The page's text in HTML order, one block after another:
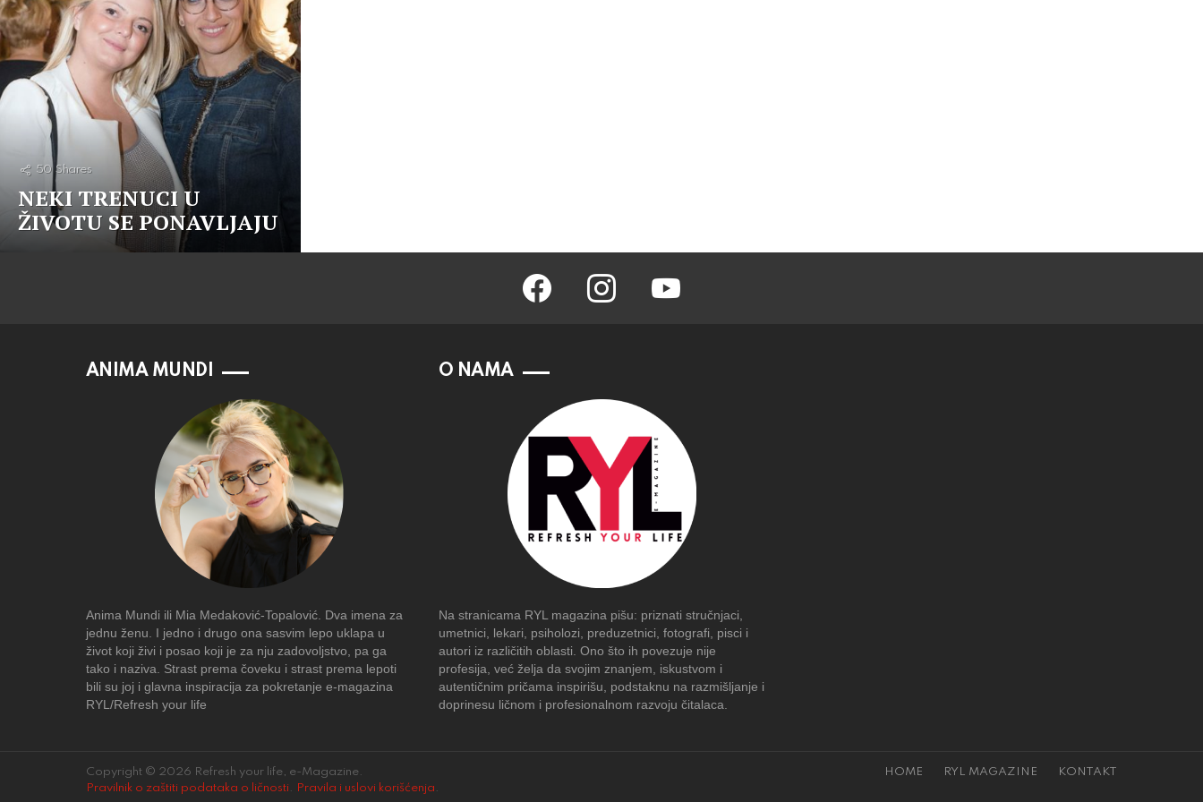
50 Shares
NEKI TRENUCI U
ŽIVOTU SE PONAVLJAJU
facebook instagram youtube
ANIMA MUNDI
Anima Mundi ili Mia Medaković-Topalović. Dva imena za
jednu ženu. I jedno i drugo ona sasvim lepo uklapa u
život koji živi i posao koji je za nju zadovoljstvo, pa ga
tako i naziva. Strast prema čoveku i strast prema lepoti
bili su joj i glavna inspiracija za pokretanje e-magazina
RYL/Refresh your life
O NAMA
Na stranicama RYL magazina pišu: priznati stručnjaci,
umetnici, lekari, psiholozi, preduzetnici, fotografi, pisci i
autori iz različitih oblasti. Ono što ih povezuje nije
profesija, već želja da svojim znanjem, iskustvom i
autentičnim pričama inspirišu, podstaknu na razmišljanje i
doprinesu ličnom i profesionalnom razvoju čitalaca.
Copyright © 2026 Refresh your life, e-Magazine.
Pravilnik o zaštiti podataka o ličnosti . Pravila i uslovi korišćenja .
HOME RYL MAGAZINE KONTAKT